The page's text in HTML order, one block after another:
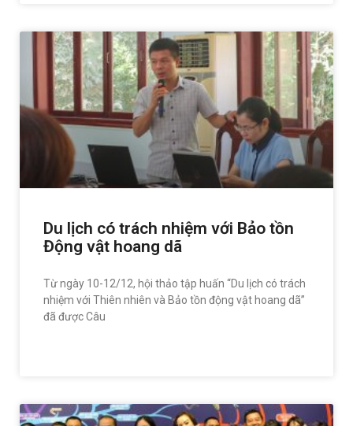
Du lịch có trách nhiệm với Bảo tồn
Động vật hoang dã
Từ ngày 10-12/12, hội thảo tập huấn “Du lịch có trách
nhiệm với Thiên nhiên và Bảo tồn động vật hoang dã”
đã được Câu